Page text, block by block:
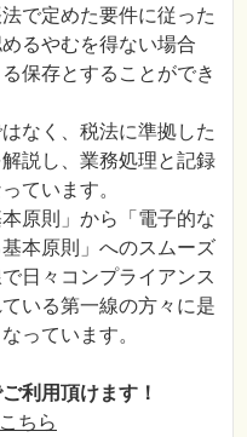
で定めた要件に従った
るやむを得ない場合
保存とすることができ
なく、税法に準拠した
説し、業務処理と記録
ています。
原則」から「電子的な
本原則」へのスムーズ
日々コンプライアンス
いる第一線の方々に是
っています。
利用頂けます！
ちら